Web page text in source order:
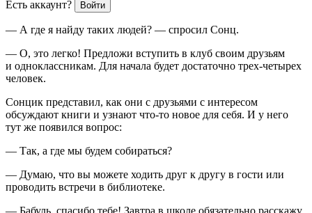
Есть аккаунт? Войти
— А где я найду таких людей? — спросил Сонц.
— О, это легко! Предложи вступить в клуб своим друзьям
и одноклассникам. Для начала будет достаточно трех-четырех
человек.
Сонцик представил, как они с друзьями с интересом
обсуждают книги и узнают что-то новое для себя. И у него
тут же появился вопрос:
— Так, а где мы будем собираться?
— Думаю, что вы можете ходить друг к другу в гости или
проводить встречи в библиотеке.